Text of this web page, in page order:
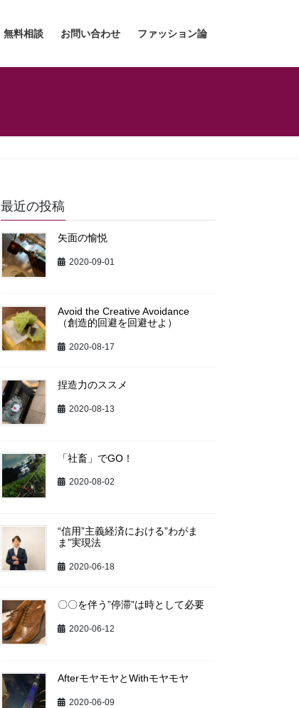
無料相談 お問い合わせ ファッション論
最近の投稿
矢面の愉悦
2020-09-01
Avoid the Creative Avoidance
（創造的回避を回避せよ）
2020-08-17
捏造力のススメ
2020-08-13
「社畜」でGO！
2020-08-02
“信用”主義経済における”わがま
ま”実現法
2020-06-18
〇〇を伴う”停滞”は時として必要
2020-06-12
AfterモヤモヤとWithモヤモヤ
2020-06-09